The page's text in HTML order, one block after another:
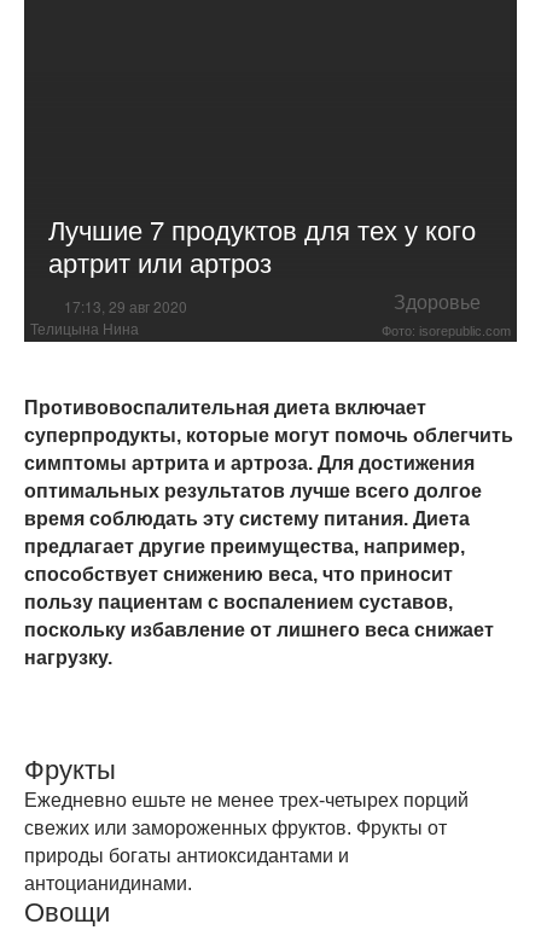
Лучшие 7 продуктов для тех у кого
артрит или артроз
17:13, 29 авг 2020 Здоровье
Телицына Нина Фото: isorepublic.com
Противовоспалительная диета включает
суперпродукты, которые могут помочь облегчить
симптомы артрита и артроза. Для достижения
оптимальных результатов лучше всего долгое
время соблюдать эту систему питания. Диета
предлагает другие преимущества, например,
способствует снижению веса, что приносит
пользу пациентам с воспалением суставов,
поскольку избавление от лишнего веса снижает
нагрузку.
Фрукты
Ежедневно ешьте не менее трех-четырех порций
свежих или замороженных фруктов. Фрукты от
природы богаты антиоксидантами и
антоцианидинами.
Овощи